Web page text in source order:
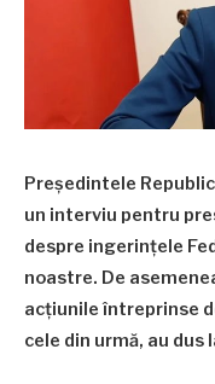
Președintele
un interviu pentru
despre ingerințele
noastre. De
acțiunile întreprinse
cele din urmă, au dus